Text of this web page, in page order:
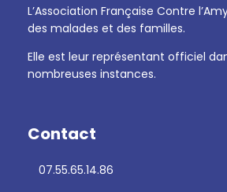
L’Association Française Contre
des malades et des familles.
Elle est leur représentant officiel
nombreuses instances.
Contact
07.55.65.14.86